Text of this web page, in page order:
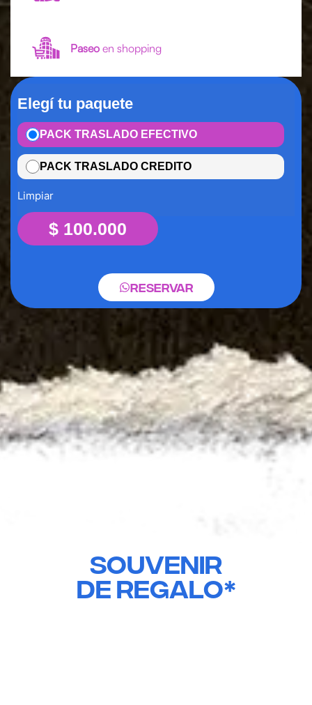
Paseo en shopping
Elegí tu paquete
PACK TRASLADO EFECTIVO
PACK TRASLADO CREDITO
Limpiar
$ 100.000
Reservar
souvenir
de REGALO*